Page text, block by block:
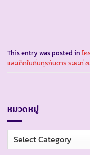
This entry was posted in โ
และเด็กในถิ่นทุรกันดาร ระยะที่ ๓
หมวดหมู่
หมวด
หมู่